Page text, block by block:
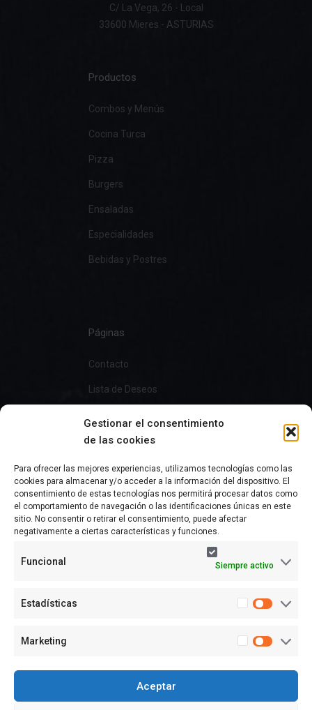
Gestionar el consentimiento
de las cookies
Para ofrecer las mejores experiencias, utilizamos tecnologías como las
cookies para almacenar y/o acceder a la información del dispositivo. El
consentimiento de estas tecnologías nos permitirá procesar datos como
el comportamiento de navegación o las identificaciones únicas en este
sitio. No consentir o retirar el consentimiento, puede afectar
negativamente a ciertas características y funciones.
Funcional Siempre activo
Estadísticas
Marketing
Aceptar
C/ La Vega, 26 - Local
33600 Mieres - ASTURIAS
Productos
Combos y Menús
Cocina Turca
Pizza
Burgers
Ensaladas
Especialidades
Bebidas y Postres
Páginas
Contacto
Lista de Deseos
Información
Preguntas Frecuentes
Política de Privacidad